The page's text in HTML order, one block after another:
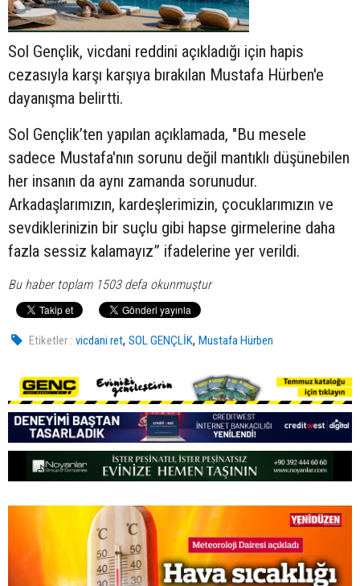
Sol Gençlik, vicdani reddini açıkladığı için hapis
cezasıyla karşı karşıya bırakılan Mustafa Hürben'e
dayanışma belirtti.
Sol Gençlik’ten yapılan açıklamada, "Bu mesele
sadece Mustafa'nın sorunu değil mantıklı düşünebilen
her insanın da aynı zamanda sorunudur.
Arkadaşlarımızın, kardeşlerimizin, çocuklarımızın ve
sevdiklerinizin bir suçlu gibi hapse girmelerine daha
fazla sessiz kalamayız” ifadelerine yer verildi.
Bu haber toplam 1503 defa okunmuştur
Etiketler : vicdani ret,SOL GENÇLİK,Mustafa Hürben